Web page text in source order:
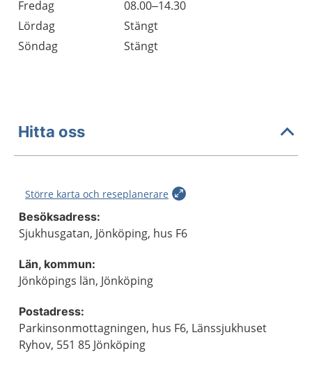
Fredag
08.00–14.30
Lördag
Stängt
Söndag
Stängt
Hitta oss
Större karta och reseplanerare
Besöksadress:
Sjukhusgatan, Jönköping, hus F6
Län, kommun:
Jönköpings län, Jönköping
Postadress:
Parkinsonmottagningen, hus F6, Länssjukhuset
Ryhov, 551 85 Jönköping